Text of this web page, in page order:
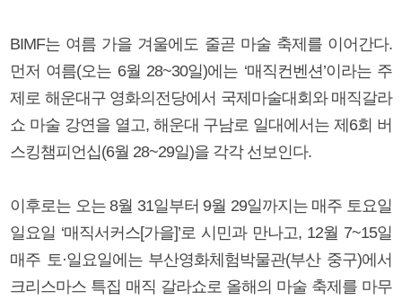
BIMF는 여름 가을 겨울에도 줄곧 마술 축제를 이어간다.
먼저 여름(오는 6월 28~30일)에는 ‘매직컨벤션’이라는 주
제로 해운대구 영화의전당에서 국제마술대회와 매직갈라
쇼 마술 강연을 열고, 해운대 구남로 일대에서는 제6회 버
스킹챔피언십(6월 28~29일)을 각각 선보인다.
이후로는 오는 8월 31일부터 9월 29일까지는 매주 토요일
일요일 ‘매직서커스[가을]’로 시민과 만나고, 12월 7~15일
매주 토·일요일에는 부산영화체험박물관(부산 중구)에서
크리스마스 특집 매직 갈라쇼로 올해의 마술 축제를 마무